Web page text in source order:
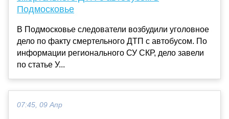
Подмосковье
В Подмосковье следователи возбудили уголовное
дело по факту смертельного ДТП с автобусом. По
информации регионального СУ СКР, дело завели
по статье У...
07:45, 09 Апр